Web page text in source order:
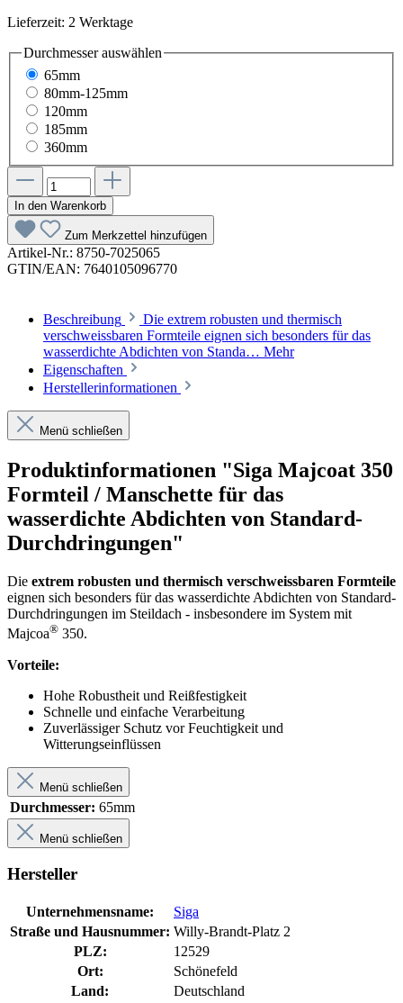
Lieferzeit: 2 Werktage
Durchmesserauswählen
65mm
80mm-125mm
120mm
185mm
360mm
In den Warenkorb
Zum Merkzettel hinzufügen
Artikel-Nr.: 8750-7025065
GTIN/EAN: 7640105096770
Beschreibung
Die extrem robusten und thermisch
verschweissbaren Formteile eignen sich besonders für das
wasserdichte Abdichten von Standa… Mehr
Eigenschaften
Herstellerinformationen
Menü schließen
Produktinformationen "Siga Majcoat 350
Formteil / Manschette für das
wasserdichte Abdichten von Standard-
Durchdringungen"
Die extrem robusten und thermisch verschweissbaren Formteile
eignen sich besonders für das wasserdichte Abdichten von Standard-
Durchdringungen im Steildach - insbesondere im System mit
Majcoa® 350.
Vorteile:
Hohe Robustheit und Reißfestigkeit
Schnelle und einfache Verarbeitung
Zuverlässiger Schutz vor Feuchtigkeit und
Witterungseinflüssen
Menü schließen
Durchmesser: 65mm
Menü schließen
Hersteller
Unternehmensname:
Siga
Straße und Hausnummer: Willy-Brandt-Platz 2
PLZ:
12529
Ort:
Schönefeld
Land:
Deutschland